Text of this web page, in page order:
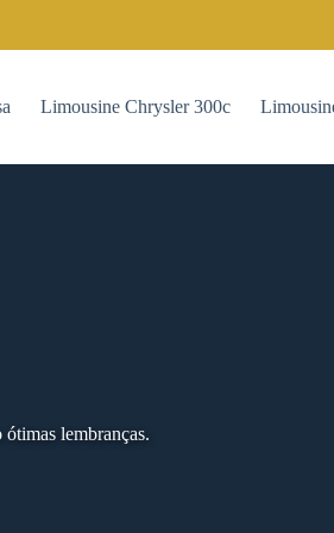
Limousine Chrysler 300c
lembranças.